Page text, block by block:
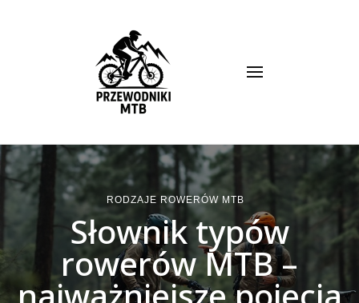
RODZAJE ROWERÓW MTB
Słownik typów
rowerów MTB –